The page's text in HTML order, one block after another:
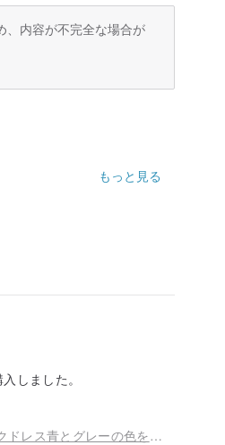
、内容が不完全な場合が
もっと見る
しました。
あなたのお母さんは、2016AW正弦波が小さいカラーハイネックドレス青とグレーの色をヒットLIES